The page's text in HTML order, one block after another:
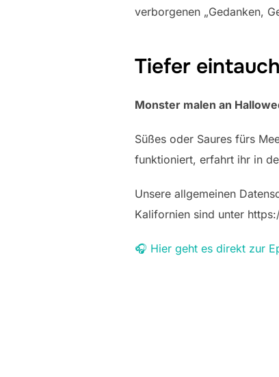
verborgenen „Gedanken,
Tiefer
Monster malen an
Süßes oder Saures fürs
funktioniert, erfahrt ihr in
Unsere allgemeinen
Kalifornien sind unter
🎧 Hier geht es direkt zur